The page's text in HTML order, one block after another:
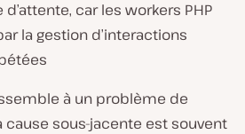
car les workers PHP
la gestion d’interactions
à un problème de
sous-jacente est souvent